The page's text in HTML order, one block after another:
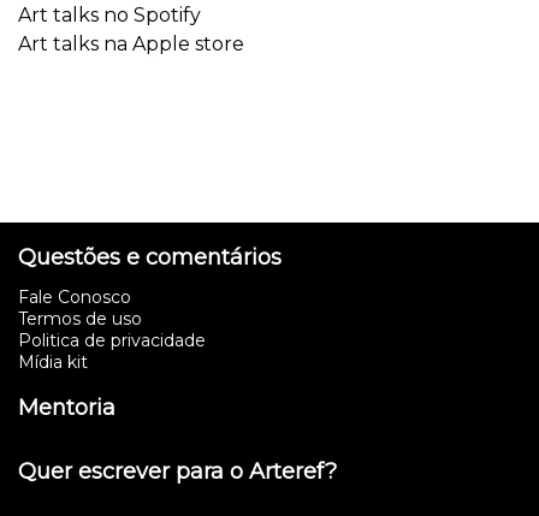
Art talks no Spotify
Art talks na Apple store
Questões e comentários
Fale Conosco
Termos de uso
Politica de privacidade
Mídia kit
Mentoria
Quer escrever para o Arteref?